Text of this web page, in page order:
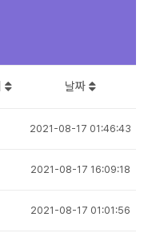
날짜
2021-08-17 01:46:43
2021-08-17 16:09:18
2021-08-17 01:01:56